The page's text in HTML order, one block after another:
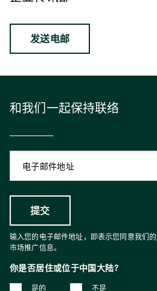
发送电邮
和我们一起保持联络
输入您的电子邮件地址，即表示您同意我们的
市场推广信息。
你是否居住或位于中国大陆?
是的 不是